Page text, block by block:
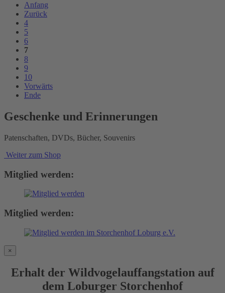
Anfang
Zurück
4
5
6
7
8
9
10
Vorwärts
Ende
Geschenke und Erinnerungen
Patenschaften, DVDs, Bücher, Souvenirs
Weiter zum Shop
Mitglied werden:
Mitglied werden:
×
Erhalt der Wildvogelauffangstation auf
dem Loburger Storchenhof